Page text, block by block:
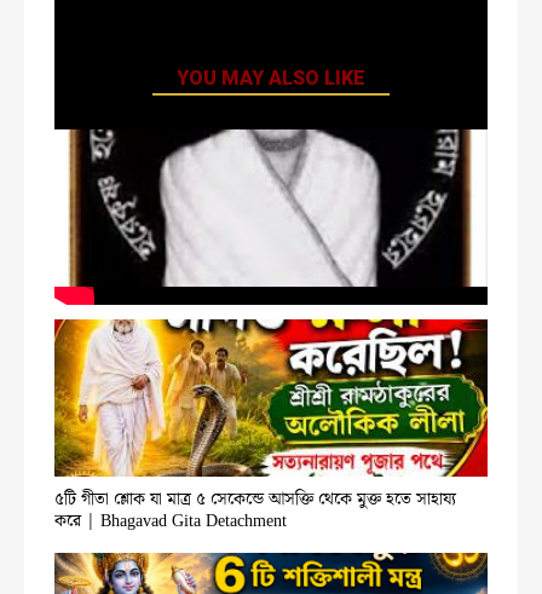
YOU MAY ALSO LIKE
৫টি গীতা শ্লোক যা মাত্র ৫ সেকেন্ডে আসক্তি থেকে মুক্ত হতে সাহায্য
করে | Bhagavad Gita Detachment